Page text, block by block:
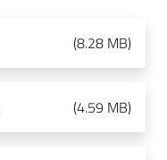
(8.28 MB)
(4.59 MB)